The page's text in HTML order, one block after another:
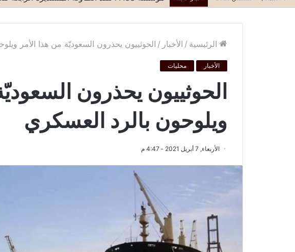
الرئيسية / الأخبار / الحوثييون يحذرون السعوديّة من هذا الأمر
الأخبار محليات
الحوثييون يحذرون
ويلوحون بالرد العسكري
الأربعاء, 7 أبريل 2021 - 4:47 م